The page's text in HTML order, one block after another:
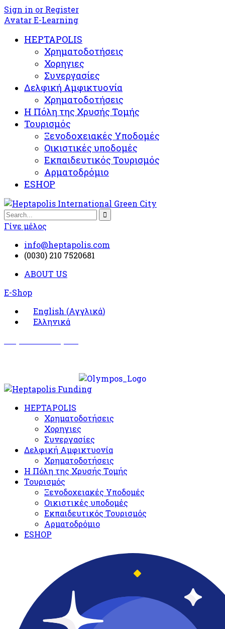
Sign in or Register
Avatar E-Learning
HEPTAPOLIS
Χρηματοδοτήσεις
Χορηγιες
Συνεργασίες
Δελφική Αμφικτυονία
Χρηματοδοτήσεις
Η Πόλη της Χρυσής Τομής
Τουρισμός
Ξενοδοχειακές Υποδομές​
Oικιστικές υποδομές
Εκπαιδευτικός Τουρισμός
Αρματοδρόμιο
ESHOP
Γίνε μέλος
info@heptapolis.com
(0030) 210 7520681
ABOUT US
E-Shop
English (Αγγλικά)
Ελληνικά
HEPTAPOLIS
Χρηματοδοτήσεις
Χορηγιες
Συνεργασίες
Δελφική Αμφικτυονία
Χρηματοδοτήσεις
Η Πόλη της Χρυσής Τομής
Τουρισμός
Ξενοδοχειακές Υποδομές​
Oικιστικές υποδομές
Εκπαιδευτικός Τουρισμός
Αρματοδρόμιο
ESHOP